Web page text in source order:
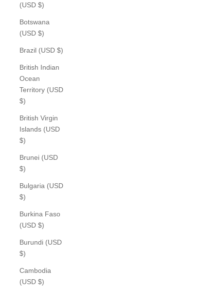
(USD $)
Botswana
(USD $)
Brazil (USD $)
British Indian
Ocean
Territory (USD
$)
British Virgin
Islands (USD
$)
Brunei (USD
$)
Bulgaria (USD
$)
Burkina Faso
(USD $)
Burundi (USD
$)
Cambodia
(USD $)